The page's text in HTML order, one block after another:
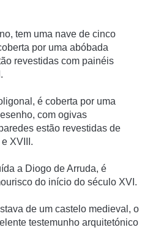
tem uma nave de cinco
por uma abóbada
revestidas com painéis
é coberta por uma
com ogivas
estão revestidas de
XVIII.
a Diogo de Arruda, é
do iní­cio do século XVI.
de um castelo medieval, o
testemunho arquitetónico